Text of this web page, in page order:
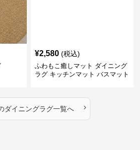
¥2,580 (税込)
ふわもこ癒しマット ダイニング
ラグ キッチンマット バスマット
ダイニングラグ一覧へ ›